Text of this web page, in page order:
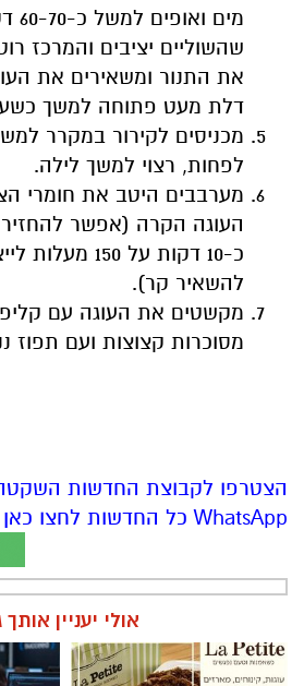
להשאיר קר).
מקשטים את העוגה עם
מסוכרות קצוצות ועם תפוז
הצטרפו לקבוצת החדשות
WhatsApp כל החדשות לחצו כאן
אולי יעניין
לה פטיט כשאומנות וטעם חדש -
מידע